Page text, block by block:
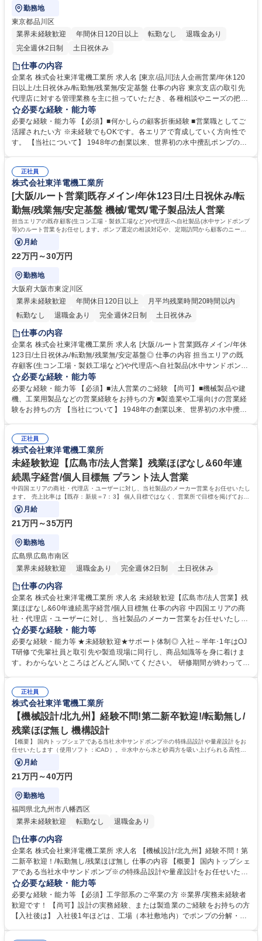
勤務地
東京都品川区
業界未経験歓迎
年間休日120日以上 転勤なし
退職金あり
完全週休2日制
土日祝休み
仕事の内容
企業名 株式会社東洋電機工業所 求人名 [東京/品川]法人企画営業/年休120
日以上/土日祝休み/転勤無/残業無/安定基盤 仕事の内容 東京支店の取引先
代理店に対する管理業務を主に担っていただき、各種相談やニーズの把握
などの業務をお任せします。 ≪業務補足≫ ■「内勤時」：代理店、修理工
場からの引合いに対応。具体的には製品、部品の見積、受注票の作成。各
種相談に応じて対応。 ■「外勤時」：使用状況を見て技術的なアドバイス
や提案、新規ポンプの選定案。 ※業務移動は社用車を使用いただきます。
必要な経験・能力等
必要な経験・能力等 【必須】■何かしらの顧客折衝経験 ■営業職としてご
活躍されたい方 ※未経験でもOKです。各エリアで育成していく方向性で
す。 【当社について】 1948年の創業以来、世界初の水中攪乱ポンプの開
く採用されています。世界各国に販売拠点を置き、グローバル展開を進め
ています！ 学歴・資格 学歴：大学院 大学 高専 短大 専修学校 語学力： 資
格：第一種運転免許普通自動車
正社員
株式会社東洋電機工業所
[大阪/ルート営業]既存メイン/年休123日/土日祝休み/転
勤無/残業無/安定基盤 機械/電気/電子製品法人営業
担当エリアの既存顧客(生コン工場・製鉄工場など)や代理店へ自社製品(水中サンドポンプ
等)のルート営業をお任せします。ポンプ選定の相談対応や、定期訪問から顧客のニーズ
をヒアリングし提案頂きます。
月給
22万円～30万円
勤務地
大阪府大阪市東淀川区
業界未経験歓迎
年間休日120日以上
月平均残業時間20時間以内
転勤なし
退職金あり 完全週休2日制 土日祝休み
仕事の内容
企業名 株式会社東洋電機工業所 求人名 [大阪/ルート営業]既存メイン/年休
123日/土日祝休み/転勤無/残業無/安定基盤◎ 仕事の内容 担当エリアの既
存顧客(生コン工場・製鉄工場など)や代理店へ自社製品(水中サンドポンプ
等)のルート営業をお任せします。ポンプ選定の相談対応や、定期訪問か
ら顧客のニーズをヒアリングし提案頂きます。 ■既存顧客への定期訪問・
関係性構築（50社/1人程度を担当） ■製品の更新提案、使用状況のヒアリ
ング、最適なポンプの選定・提案 ■故障修理やメンテナンスの受付対応
新需要がある為、安定した受注が見込める環境です。 募集職種 [大阪/ルー
ト営業]既存メイン/年休123日/土日祝休み/転勤無/残業無/安定基盤◎
必要な経験・能力等
必要な経験・能力等 【必須】■法人営業のご経験 【尚可】■機械製品や建
機、工業用製品などの営業経験をお持ちの方 ■製造業や工場向けの営業経
験をお持ちの方 【当社について】 1948年の創業以来、世界初の水中攪乱
産業界で広く採用されています。世界各国に販売拠点を置き、グローバル
展開を進めています！ ※入社後は1週間ほど本社（北九州）での研修を実
施いたします。 学歴・資格 学歴：大学院 大学 高専 短大 専修学校 高校 語
学力： 資格：第一種運転免許普通自動車
正社員
株式会社東洋電機工業所
未経験歓迎【広島市/法人営業】残業ほぼなし&60年連
続黒字経営/個人目標無 プラント法人営業
中四国エリアの商社・代理店・ユーザーに対し、当社製品のメーカー営業をお任せいたし
ます。 売上比率は【既存：新規＝7：3】 個人目標ではなく、営業所で目標を掲げており
ます。
月給
21万円～35万円
勤務地
広島県広島市南区
業界未経験歓迎
退職金あり 完全週休2日制 土日祝休み
仕事の内容
企業名 株式会社東洋電機工業所 求人名 未経験歓迎【広島市/法人営業】残
業ほぼなし&60年連続黒字経営/個人目標無 仕事の内容 中四国エリアの商
社・代理店・ユーザーに対し、当社製品のメーカー営業をお任せいたしま
す。 売上比率は【既存：新規＝7：3】 個人目標ではなく、営業所で目標
を掲げております。 ■代理店や商社の方と協力しながら取引先への提案・
フォロー ■お客様の課題や要望を聞き、ぴったりの製品を紹介 ■官公庁・
電力・製鉄・土木など幅広い業界が取引先 ■1つの案件にじっくり向き合
ます 募集職種 未経験歓迎【広島市/法人営業】残業ほぼなし&60年連続黒
字経営/個人目標無
必要な経験・能力等
必要な経験・能力等 ★未経験歓迎★サポート体制◎ 入社～半年･1年はOJ
T研修で先輩社員と取引先や製造現場に同行し、商品知識等を身に着けま
す。わからないところはどんどん聞いてください。 研修期間が終わっても
振り返りや努力できる方 ■情報収集能力：相手に興味を持ち、コミュニケ
ーションを通して多くの情報をとれる方 学歴・資格 学歴：大学院 大学 高
専 語学力： 資格：第一種運転免許普通自動車
正社員
株式会社東洋電機工業所
【機械設計/北九州】経験不問!第二新卒歓迎!/転勤無し/
残業ほぼ無し 機構設計
【概要】 国内トップシェアである当社水中サンドポンプ※の特殊品設計や量産設計をお
任せいたします（使用ソフト：iCAD）。※水中から水と砂両方を吸い上げられる高性能
ポンプ
月給
21万円～40万円
勤務地
福岡県北九州市八幡西区
業界未経験歓迎
転勤なし 退職金あり
仕事の内容
企業名 株式会社東洋電機工業所 求人名 【機械設計/北九州】経験不問！第
二新卒歓迎！/転勤無し/残業ほぼ無し 仕事の内容 【概要】 国内トップシェ
アである当社水中サンドポンプ※の特殊品設計や量産設計をお任せいたし
ます（使用ソフト：iCAD）。※水中から水と砂両方を吸い上げられる高
性能ポンプ 【当社について】 世界に先駆けて水中攪乱サンドポンプを開
発し、永年の経験と技術開発によって、国内/海外に数多くの特許を有して
います。東洋（TOYO）製品の信頼性は世界で認められグローバルに展開
必要な経験・能力等
必要な経験・能力等 【必須】工学部系のご卒業の方 ※業界/実務未経験者
歓迎です！ 【尚可】設計の実務経験、または製造業のご経験をお持ちの方
【入社後は】 入社後1年ほどは、工場（本社敷地内）でポンプの分解・組